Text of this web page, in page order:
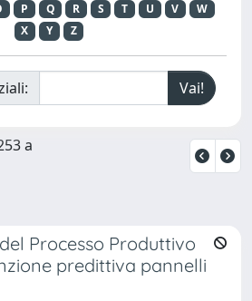
P Q R S T U V
W
X
Y Z
a
Processo Produttivo
predittiva pannelli